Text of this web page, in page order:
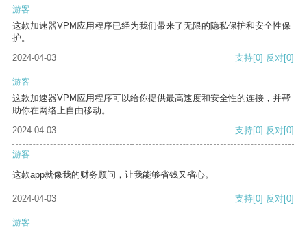
游客
这款加速器VPM应用程序已经为我们带来了无限的隐私保护和安全性保
护。
2024-04-03
支持[0] 反对[0]
游客
这款加速器VPM应用程序可以给你提供最高速度和安全性的连接，并帮
助你在网络上自由移动。
2024-04-03
支持[0] 反对[0]
游客
这款app就像我的财务顾问，让我能够省钱又省心。
2024-04-03 支持[0] 反对[0]
游客